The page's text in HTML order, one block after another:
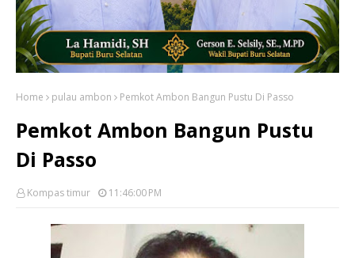
Home pulau ambon Pemkot Ambon Bangun Pustu Di Passo
Pemkot Ambon Bangun Pustu
Di Passo
Kompas timur 11:46:00 PM